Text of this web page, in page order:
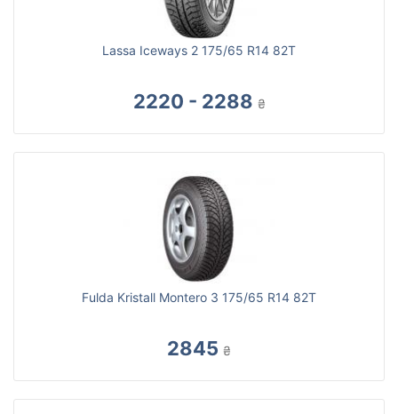
Lassa Iceways 2 175/65 R14 82T
2220 - 2288 ₴
Fulda Kristall Montero 3 175/65 R14 82T
2845 ₴